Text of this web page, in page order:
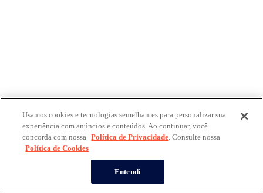
Usamos cookies e tecnologias semelhantes para personalizar sua
experiência com anúncios e conteúdos. Ao continuar, você
concorda com nossa Política de Privacidade. Consulte nossa
Política de Cookies
Entendi